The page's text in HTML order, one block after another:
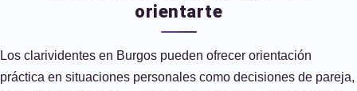
orientarte
Los clarividentes en Burgos pueden ofrecer orientación
práctica en situaciones personales como decisiones de pareja,